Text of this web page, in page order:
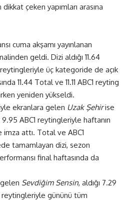
çeken yapımları arasına
cuma akşamı yayınlanan
geldi. Dizi aldığı 11.64
reytingleriyle üç kategoride de açık
11.44 Total ve 11.11 ABC1 reyting
yeniden yükseldi.
ekranlara gelen Uzak Şehirise
9.95 ABC1 reytingleriyle haftanın
imza attı. Total ve ABC1
tamamlayan dizi, sezon
final haftasında da
Sevdiğim Sensin, aldığı 7.29
gününü tüm